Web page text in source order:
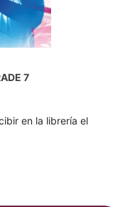
7
en la librería el